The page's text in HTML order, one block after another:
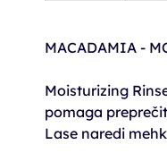
MACADAMIA -
Moisturizing
pomaga
Lase naredi